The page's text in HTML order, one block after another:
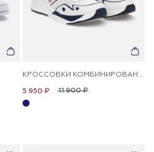
КРОССОВКИ КОМБИНИРОВАННЫЕ ТЕКСТИЛЬНЫЕ
11 900 ₽
5 950 ₽